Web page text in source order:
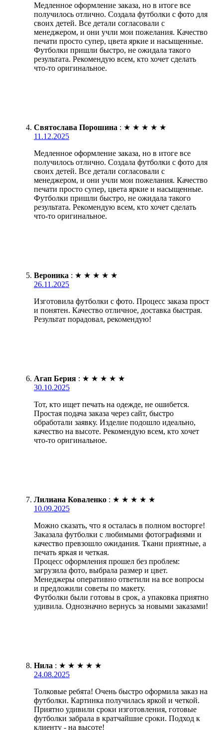
Медленное оформление заказа, но в итоге все
получилось отлично. Создала футболки с фото для
своих детей. Все детали согласовали с
менеджером, и они учли мои пожелания. Качество
печати просто супер, цвета яркие и насыщенные.
Футболки пришли быстро, не ожидала такого
результата. Рекомендую всем, кто хочет сделать
что-то оригинальное.
Святослава Порошина : ★ ★ ★ ★ ★
11.12.2025
Медленное оформление заказа, но в итоге все
получилось отлично. Создала футболки с фото для
своих детей. Все детали согласовали с
менеджером, и они учли мои пожелания. Качество
печати просто супер, цвета яркие и насыщенные.
Футболки пришли быстро, не ожидала такого
результата. Рекомендую всем, кто хочет сделать
что-то оригинальное.
Вероника : ★ ★ ★ ★ ★
26.11.2025
Изготовила футболки с фото. Процесс заказа прост
и понятен. Качество отличное, доставка быстрая.
Результат порадовал, рекомендую!
Агап Берия : ★ ★ ★ ★ ★
30.10.2025
Тот, кто ищет печать на одежде, не ошибется.
Простая подача заказа через сайт, быстро
обработали заявку. Изделие подошло идеально,
качество на высоте. Рекомендую всем, кто хочет
что-то оригинальное.
Лилиана Коваленко : ★ ★ ★ ★ ★
10.09.2025
Можно сказать, что я осталась в полном восторге!
Заказала футболки с любимыми фотографиями и
качество превзошло ожидания. Ткани приятные, а
печать яркая и четкая.
Процесс оформления прошел без проблем:
загрузила фото, выбрала размер и цвет.
Менеджеры оперативно ответили на все вопросы
и предложили советы по макету.
Футболки были готовы в срок, а упаковка приятно
удивила. Однозначно вернусь за новыми заказами!
Нила : ★ ★ ★ ★ ★
24.08.2025
Толковые ребята! Очень быстро оформила заказ на
футболки. Картинка получилась яркой и четкой.
Приятно удивили сроки изготовления, готовые
футболки забрала в кратчайшие сроки. Подход к
клиенту - на высоте!